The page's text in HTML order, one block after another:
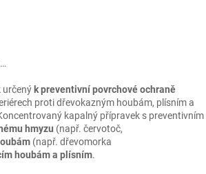
určený k preventivní povrchové ochraně
proti dřevokazným houbám, plísním a
kapalný přípravek s preventivním
hmyzu (např. červotoč,
(např. dřevomorka
houbám a plísním.